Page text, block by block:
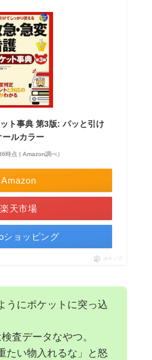
ト事典 第3版: パッと引け
ルカラー
時点 | Amazon調べ）
Amazon
楽天市場
ショッピング
ポチップ
うにポケットに突っ込
査データなやつ。
たい物入れるな」と怒